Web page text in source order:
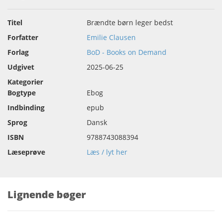
Titel
Brændte børn leger bedst
Forfatter
Emilie Clausen
Forlag
BoD - Books on Demand
Udgivet
2025-06-25
Kategorier
Bogtype
Ebog
Indbinding
epub
Sprog
Dansk
ISBN
9788743088394
Læseprøve
Læs / lyt her
Lignende bøger